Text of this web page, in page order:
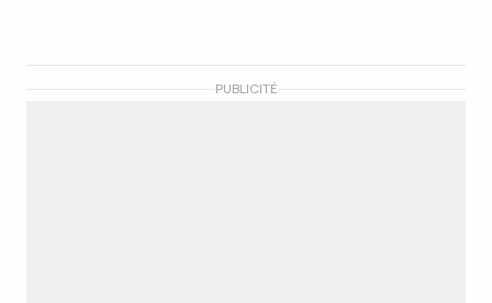
PUBLICITÉ